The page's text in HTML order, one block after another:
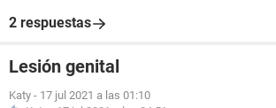
2 respuestas
Lesión genital
Katy - 17 jul 2021 a las 01:10